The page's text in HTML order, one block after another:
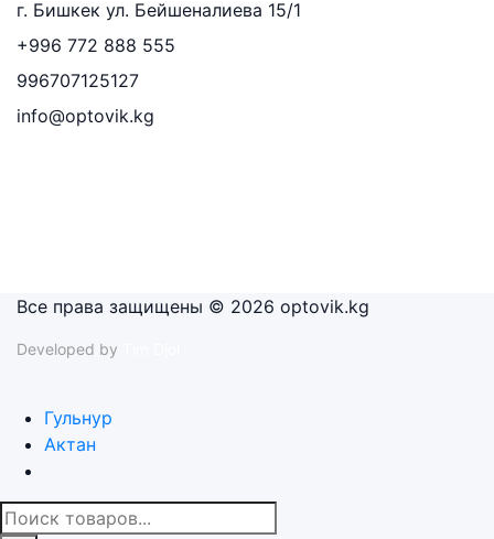
г. Бишкек ул. Бейшеналиева 15/1
+996 772 888 555
996707125127
info@optovik.kg
Все права защищены © 2026 optovik.kg
Developed by
Гульнур
Актан
Поиск